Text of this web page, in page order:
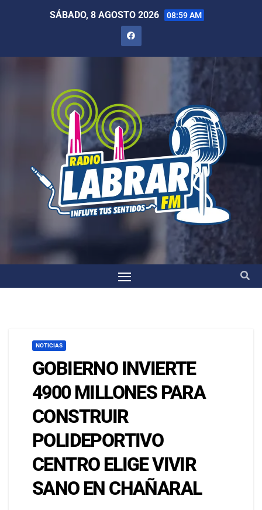
SÁBADO, 8 AGOSTO 2026 08:59 AM
NOTICIAS
GOBIERNO INVIERTE
4900 MILLONES PARA
CONSTRUIR
POLIDEPORTIVO
CENTRO ELIGE VIVIR
SANO EN CHAÑARAL